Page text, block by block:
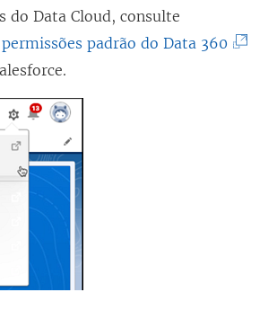
a
do Data Cloud, consulte
padrão do Data 360